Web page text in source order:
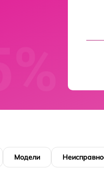
Модели